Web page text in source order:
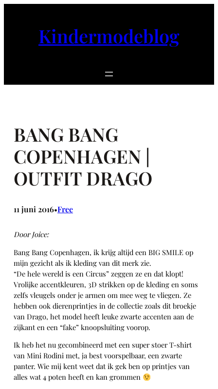
Kindermodeblog
BANG BANG
COPENHAGEN |
OUTFIT DRAGO
11 juni 2016•Free
Door Joice:
Bang Bang Copenhagen, ik krijg altijd een BIG SMILE op
mijn gezicht als ik kleding van dit merk zie.
“De hele wereld is een Circus” zeggen ze en dat klopt!
Vrolijke accentkleuren, 3D strikken op de kleding en soms
zelfs vleugels onder je armen om mee weg te vliegen. Ze
hebben ook dierenprintjes in de collectie zoals dit broekje
van Drago, het model heeft leuke zwarte accenten aan de
zijkant en een “fake” knoopsluiting voorop.
Ik heb het nu gecombineerd met een super stoer T-shirt
van Mini Rodini met, ja best voorspelbaar, een zwarte
panter. Wie mij kent weet dat ik gek ben op printjes van
alles wat 4 poten heeft en kan grommen